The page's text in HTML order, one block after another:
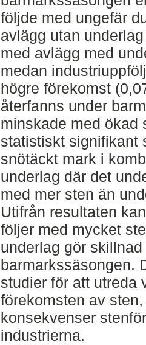
följde med ungefär
avlägg utan
med avlägg med
medan
högre förekomst
återfanns under
minskade med ökad
statistiskt signifikant
snötäckt mark i
underlag där det
med mer sten än
Utifrån resultaten
följer med mycket
underlag gör
barmarkssäsongen.
studier för att utreda
förekomsten av
konsekvenser
industrierna.